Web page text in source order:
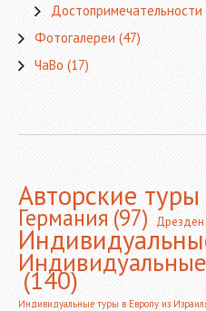
Достопримечательности
Фотогалереи(47)
ЧаВо(17)
Авторские туры
Германия(97) Дрезден
(140)
Индивидуальные туры в Европу из